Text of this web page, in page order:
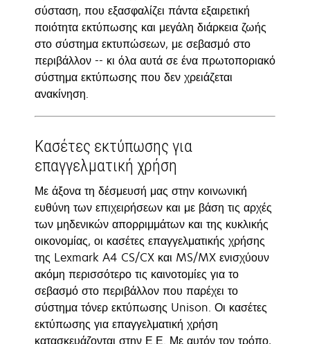
σύσταση, που εξασφαλίζει πάντα εξαιρετική
ποιότητα εκτύπωσης και μεγάλη διάρκεια ζωής
στο σύστημα εκτυπώσεων, με σεβασμό στο
περιβάλλον -- κι όλα αυτά σε ένα πρωτοποριακό
σύστημα εκτύπωσης που δεν χρειάζεται
ανακίνηση.
Κασέτες εκτύπωσης για
επαγγελματική χρήση
Με άξονα τη δέσμευσή μας στην κοινωνική
ευθύνη των επιχειρήσεων και με βάση τις αρχές
των μηδενικών απορριμμάτων και της κυκλικής
οικονομίας, οι κασέτες επαγγελματικής χρήσης
της Lexmark A4 CS/CX και MS/MX ενισχύουν
ακόμη περισσότερο τις καινοτομίες για το
σεβασμό στο περιβάλλον που παρέχει το
σύστημα τόνερ εκτύπωσης Unison. Οι κασέτες
εκτύπωσης για επαγγελματική χρήση
κατασκευάζονται στην Ε.Ε. Με αυτόν τον τρόπο,